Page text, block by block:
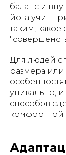
баланс и
йога учит
таким, какое
Для людей с
размера
уникально,
способов
комфортной